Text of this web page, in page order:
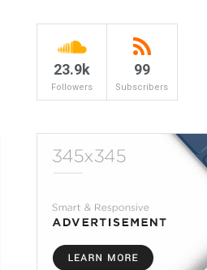
23.9k
Followers
99
Subscribers